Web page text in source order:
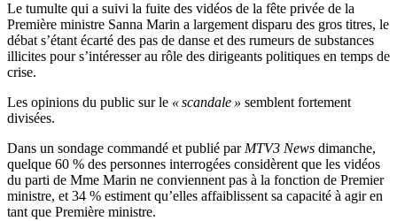
Le tumulte qui a suivi la fuite des vidéos de la fête privée de la
Première ministre Sanna Marin a largement disparu des gros titres, le
débat s’étant écarté des pas de danse et des rumeurs de substances
illicites pour s’intéresser au rôle des dirigeants politiques en temps de
crise.
Les opinions du public sur le « scandale » semblent fortement
divisées.
Dans un sondage commandé et publié par MTV3 News dimanche,
quelque 60 % des personnes interrogées considèrent que les vidéos
du parti de Mme Marin ne conviennent pas à la fonction de Premier
ministre, et 34 % estiment qu’elles affaiblissent sa capacité à agir en
tant que Première ministre.